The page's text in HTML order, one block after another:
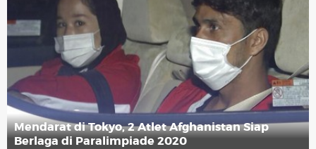
Mendarat di Tokyo, 2 Atlet Afghanistan Siap
Berlaga di Paralimpiade 2020